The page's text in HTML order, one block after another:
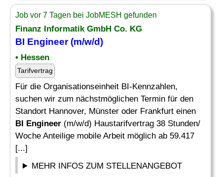
Job vor 7 Tagen bei JobMESH gefunden
Finanz Informatik GmbH Co. KG
BI Engineer(m/w/d)
• Hessen
Tarifvertrag
Für die Organisationseinheit BI-Kennzahlen,
suchen wir zum nächstmöglichen Termin für den
Standort Hannover, Münster oder Frankfurt einen
BI Engineer (m/w/d) Haustarifvertrag 38 Stunden/
Woche Anteilige mobile Arbeit möglich ab 59.417
[...]
MEHR INFOS ZUM STELLENANGEBOT